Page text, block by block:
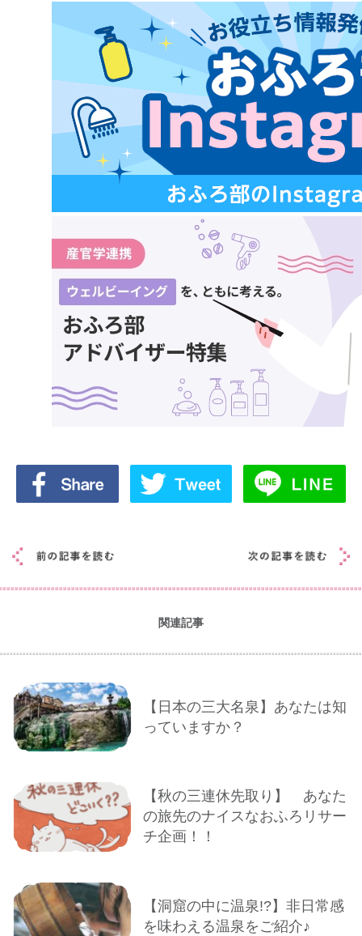
関連記事
【日本の三大名泉】あなたは知
っていますか？
【秋の三連休先取り】 あなた
の旅先のナイスなおふろリサー
チ企画！！
【洞窟の中に温泉!?】非日常感
を味わえる温泉をご紹介♪